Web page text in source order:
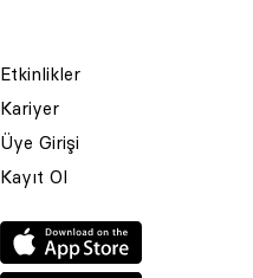
Etkinlikler
Kariyer
Üye Girişi
Kayıt Ol